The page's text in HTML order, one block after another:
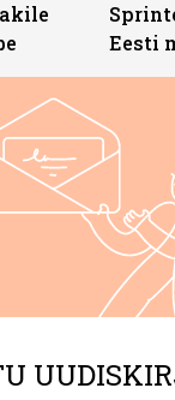
Eesti